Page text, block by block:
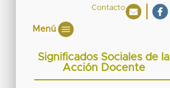
Contacto
Menú
Significados Sociales de la
Acción Docente